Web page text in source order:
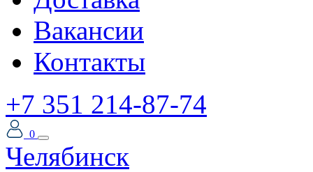
Вакансии
Контакты
+7 351 214-87-74
0
Челябинск